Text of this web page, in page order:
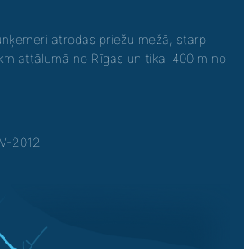
atrodas priežu mežā, starp
attālumā no Rīgas un tikai 400 m no
2012